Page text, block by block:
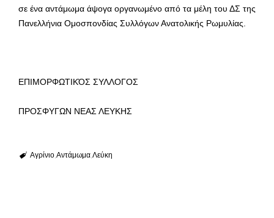
σε ένα αντάμωμα άψογα οργανωμένο από τα μέλη του ΔΣ της
Πανελλήνια Ομοσπονδίας Συλλόγων Ανατολικής Ρωμυλίας.
ΕΠΙΜΟΡΦΩΤΙΚΌΣ ΣΥΛΛΟΓΟΣ
ΠΡΟΣΦΥΓΩΝ ΝΕΑΣ ΛΕΥΚΗΣ
Αγρίνιο Αντάμωμα Λεύκη